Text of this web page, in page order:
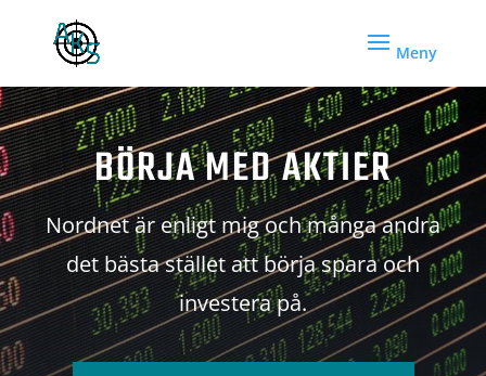
BÖRJA MED AKTIER
Nordnet är enligt mig och många andra
det bästa stället att börja spara och
investera på.